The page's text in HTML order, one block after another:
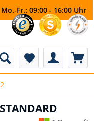
Mo.-Fr.: 09:00 - 16:00 Uhr